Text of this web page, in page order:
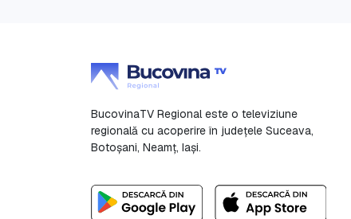
BucovinaTV Regional este o televiziune
regională cu acoperire în județele Suceava,
Botoşani, Neamț, Iași.